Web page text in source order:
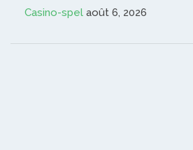
Casino-spel août 6, 2026